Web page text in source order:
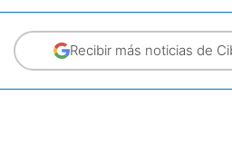
Recibir más noticias de